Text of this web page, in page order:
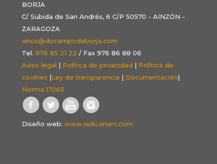
BORJA
C/ Subida de San Andrés, 6 C/P 50570 - AINZÓN -
ZARAGOZA
vinos@docampodeborja.com
Tel. 976 85 21 22 / Fax 976 86 88 06
Aviso legal | Política de privacidad | Política de
cookies |Ley de transparencia | Documentación|
Norma 17065
Diseño web: www.radicarium.com